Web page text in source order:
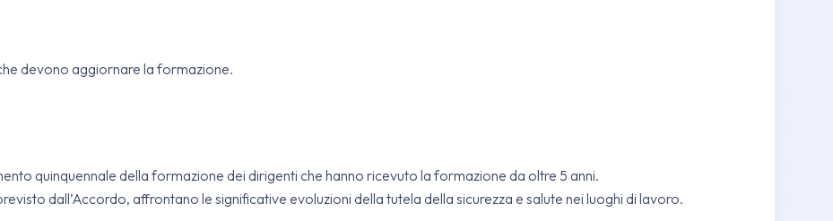
devono aggiornare la formazione.
quinquennale della formazione dei dirigenti che hanno ricevuto la formazione da oltre 5 anni.
dall’Accordo, affrontano le significative evoluzioni della tutela della sicurezza e salute nei luoghi di lavoro.